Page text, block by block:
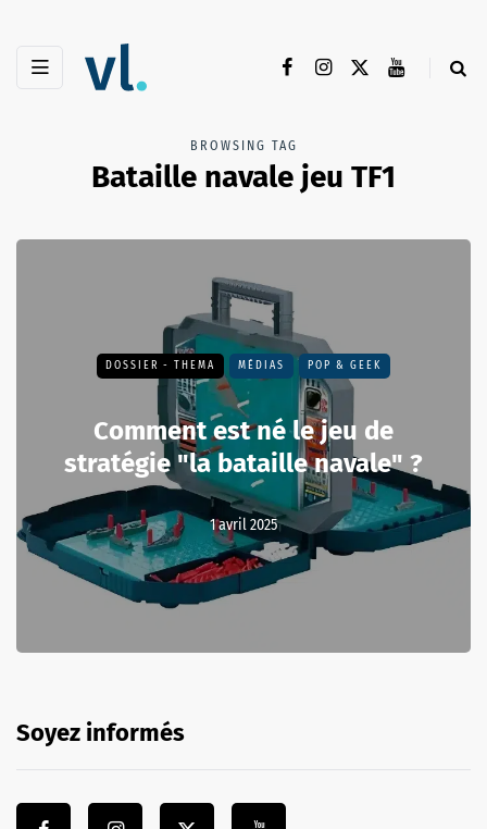
BROWSING TAG
Bataille navale jeu TF1
DOSSIER - THEMA MÉDIAS POP & GEEK
Comment est né le jeu de
stratégie "la bataille navale" ?
1 avril 2025
Soyez informés